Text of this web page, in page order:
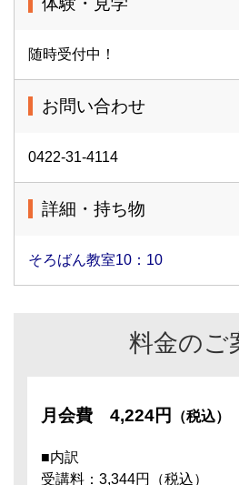
随時受付中！
お問い合わせ
0422-31-4114
詳細・持ち物
そろばん教室10：10
料金のご
月会費 4,224円 （税込）
■内訳
受講料：3,344円（税込）